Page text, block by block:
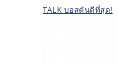
TALK บอสตันดีที่สุด!